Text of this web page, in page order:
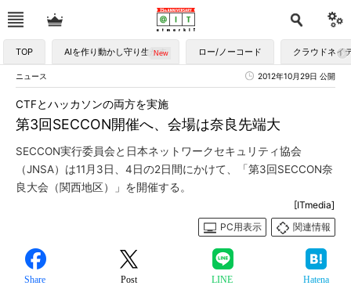
TOP AIを作り動かし守り生かす ロー/ノーコード クラウドネイ
ニュース 2012年10月29日 公開
第3回SECCON開催へ、会場は奈良先端大
CTFとハッカソンの両方を実施
SECCON実行委員会と日本ネットワークセキュリティ協会
（JNSA）は11月3日、4日の2日間にかけて、「第3回SECCON奈
良大会（関西地区）」を開催する。
[ITmedia]
PC用表示
関連情報
Share Post LINE Hatena